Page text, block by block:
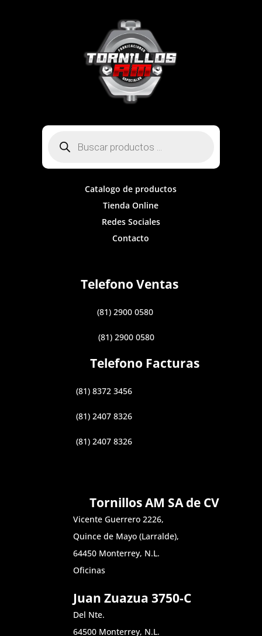
productos
Catalogo de productos
Tienda Online
Redes Sociales
Contacto
Telefono Ventas
(81) 2900 0580
(81) 2900 0580
Telefono Facturas
(81) 8372 3456
(81) 2407 8326
(81) 2407 8326
Tornillos AM SA de CV
Vicente Guerrero 2226,
Quince de Mayo (Larralde),
64450 Monterrey, N.L.
Oficinas
Juan Zuazua 3750-C
Del Nte.
64500 Monterrey, N.L.